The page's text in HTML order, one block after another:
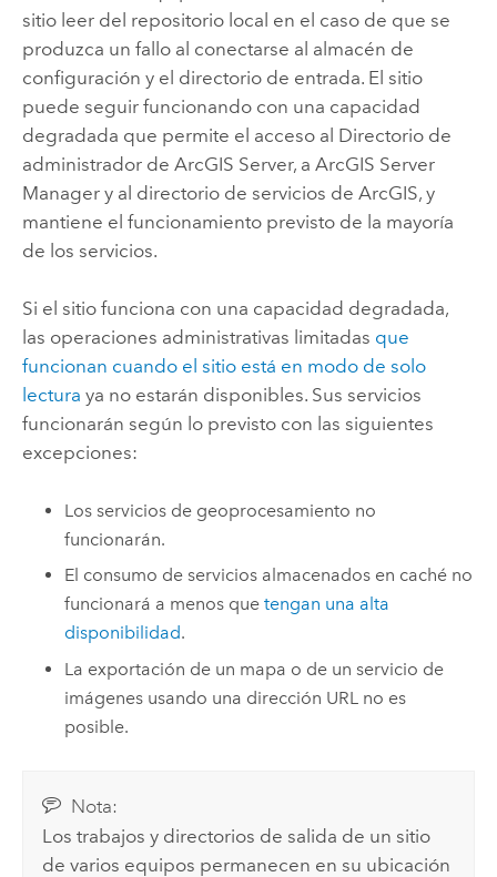
sitio leer del repositorio local en el caso de que se
produzca un fallo al conectarse al almacén de
configuración y el directorio de entrada. El sitio
puede seguir funcionando con una capacidad
degradada que permite el acceso al Directorio de
administrador de ArcGIS Server, a ArcGIS Server
Manager y al directorio de servicios de ArcGIS, y
mantiene el funcionamiento previsto de la mayoría
de los servicios.
Si el sitio funciona con una capacidad degradada,
las operaciones administrativas limitadas que
funcionan cuando el sitio está en modo de solo
lectura ya no estarán disponibles. Sus servicios
funcionarán según lo previsto con las siguientes
excepciones:
Los servicios de geoprocesamiento no
funcionarán.
El consumo de servicios almacenados en caché no
funcionará a menos quetengan una alta
disponibilidad.
La exportación de un mapa o de un servicio de
imágenes usando una dirección URL no es
posible.
Nota:
Los trabajos y directorios de salida de un sitio
de varios equipos permanecen en su ubicación